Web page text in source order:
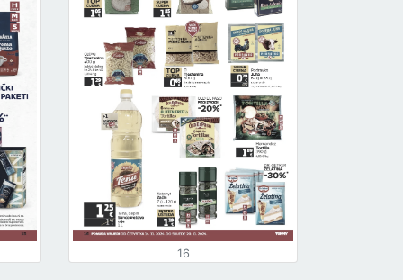
16